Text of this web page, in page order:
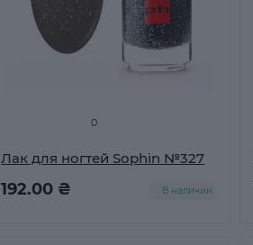
0
Лак для ногтей Sophin №327
192.00 ₴ В наличии